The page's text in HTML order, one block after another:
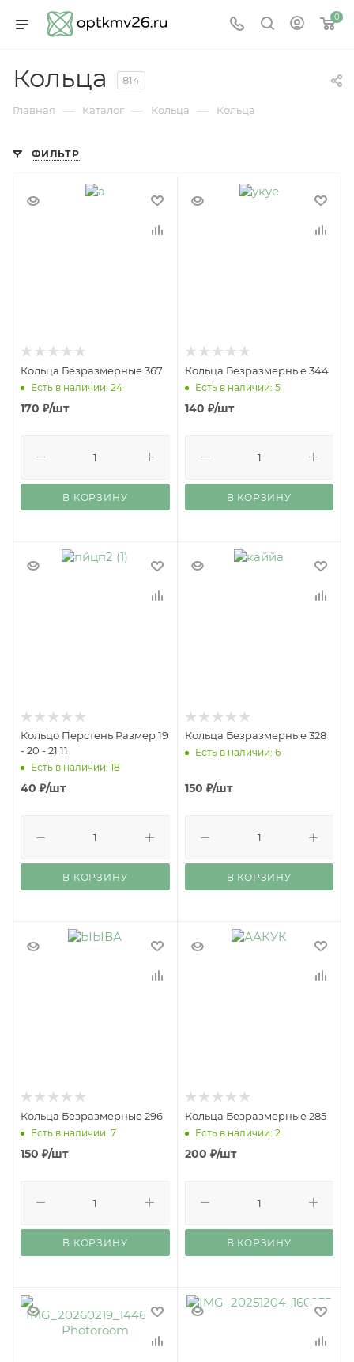
0
Кольца 814
Главная — Каталог — Кольца — Кольца
ФИЛЬТР
Кольца Безразмерные 367
Есть в наличии: 24
170 ₽/шт
В КОРЗИНУ
Кольца Безразмерные 344
Есть в наличии: 5
140 ₽/шт
В КОРЗИНУ
Кольцо Перстень Размер 19
- 20 - 21 11
Есть в наличии: 18
40 ₽/шт
В КОРЗИНУ
Кольца Безразмерные 328
Есть в наличии: 6
150 ₽/шт
В КОРЗИНУ
Кольца Безразмерные 296
Есть в наличии: 7
150 ₽/шт
В КОРЗИНУ
Кольца Безразмерные 285
Есть в наличии: 2
200 ₽/шт
В КОРЗИНУ